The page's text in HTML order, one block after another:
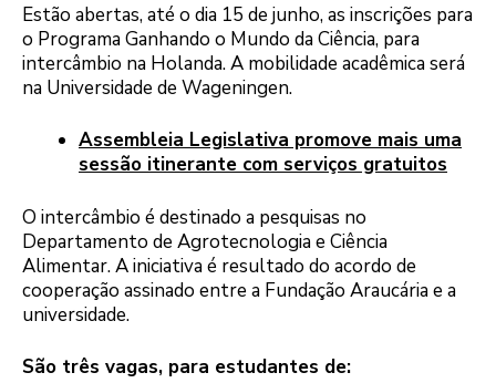
Estão abertas, até o dia 15 de junho, as inscrições para
o Programa Ganhando o Mundo da Ciência, para
intercâmbio na Holanda. A mobilidade acadêmica será
na Universidade de Wageningen.
Assembleia Legislativa promove mais uma
sessão itinerante com serviços gratuitos
O intercâmbio é destinado a pesquisas no
Departamento de Agrotecnologia e Ciência
Alimentar. A iniciativa é resultado do acordo de
cooperação assinado entre a Fundação Araucária e a
universidade.
São três vagas, para estudantes de: